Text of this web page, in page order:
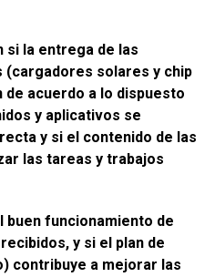
la entrega de las
solares y chip
acuerdo a lo dispuesto
y aplicativos se
y si el contenido de las
las tareas y trabajos
buen funcionamiento de
y si el plan de
contribuye a mejorar las